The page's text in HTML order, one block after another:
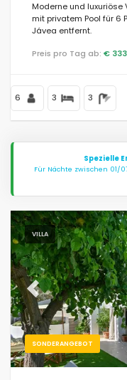
Moderne und luxuriöse
mit privatem Pool für 6
Jávea entfernt.
Preis pro Tag ab: € 333
6 3 3
Spezielle
Für Nächte zwischen
VILLA
SONDERANGEBOT
Previous